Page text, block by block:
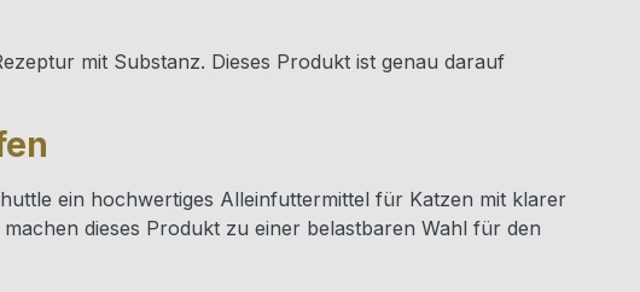
mit Substanz. Dieses Produkt ist genau darauf
ein hochwertiges Alleinfuttermittel für Katzen mit klarer
dieses Produkt zu einer belastbaren Wahl für den